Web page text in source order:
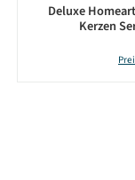
Deluxe
Kerzen